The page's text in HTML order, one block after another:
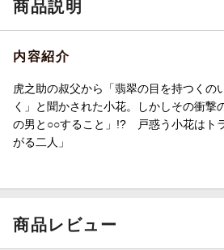
商品説明
内容紹介
虎之助の叔父から「翡翠の目を持つくの
く」と聞かされた小花。しかしその衝撃
の男と○○すること」!? 戸惑う小花は
がる二人」
商品レビュー